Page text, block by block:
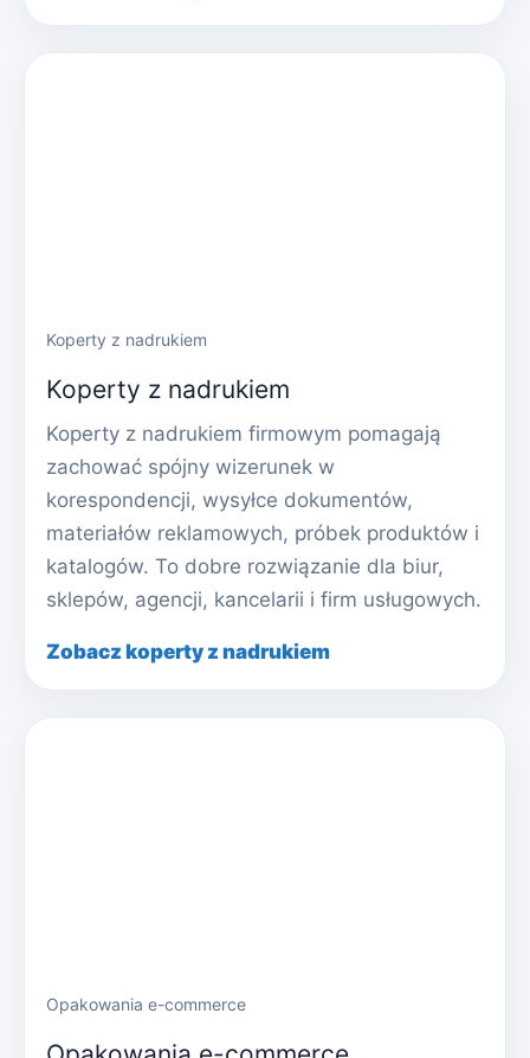
Koperty z nadrukiem
Koperty z nadrukiem
Koperty z nadrukiem firmowym pomagają
zachować spójny wizerunek w
korespondencji, wysyłce dokumentów,
materiałów reklamowych, próbek produktów i
katalogów. To dobre rozwiązanie dla biur,
sklepów, agencji, kancelarii i firm usługowych.
Zobacz koperty z nadrukiem
Opakowania e-commerce